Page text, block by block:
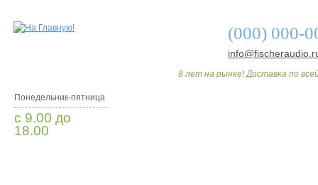
(000) 000-
8 лет на рынке! Доставка по
Понедельник-пятница
с 9.00 до
18.00